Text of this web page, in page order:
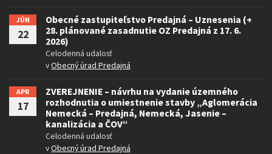
JÚN
22
Obecné zastupiteľstvo Predajná – Uznesenia (+
28. plánované zasadnutie OZ Predajná z 17. 6.
2026)
Celodenná udalosť
vObecný úrad Predajná
APR
17
ZVEREJNENIE – návrhu na vydanie územného
rozhodnutia o umiestnenie stavby „Aglomerácia
Nemecká – Predajná, Nemecká, Jasenie –
kanalizácia a ČOV“
Celodenná udalosť
vObecný úrad Predajná